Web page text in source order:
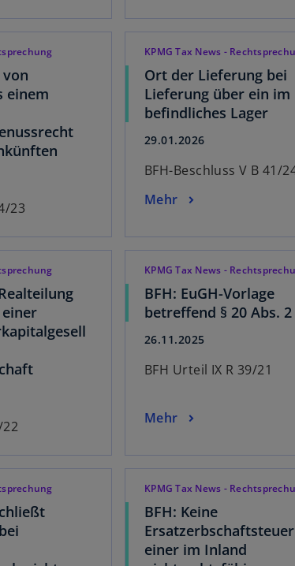
von
einem
23
KPMG Tax News -
Ort der Lieferung bei
Lieferung über ein im
befindliches Lager
29.01.2026
BFH-Beschluss V B 41/
Mehr
22
KPMG Tax News -
BFH: EuGH-Vorlage
betreffend § 20 Abs. 2
26.11.2025
BFH Urteil IX R 39/21
Mehr
KPMG Tax News -
BFH: Keine
einer im Inland